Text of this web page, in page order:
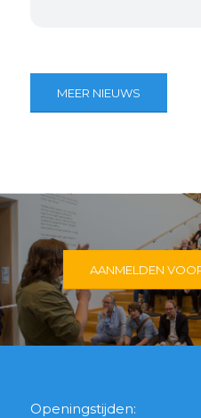
MEER NIEUWS
AANMELDEN
Openingstijden: